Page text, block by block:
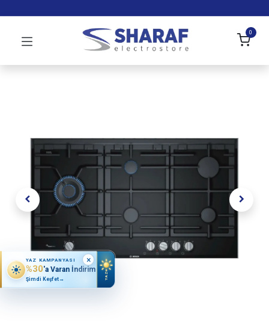
0
YAZ KAMPANYASI
%30'a Varan İndirim
Şimdi Keşfet→ YAZ
×